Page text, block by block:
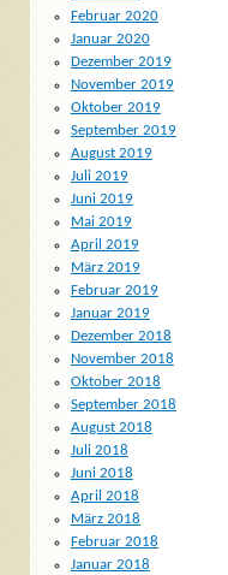
Februar 2020
Januar 2020
Dezember 2019
November 2019
Oktober 2019
September 2019
August 2019
Juli 2019
Juni 2019
Mai 2019
April 2019
März 2019
Februar 2019
Januar 2019
Dezember 2018
November 2018
Oktober 2018
September 2018
August 2018
Juli 2018
Juni 2018
April 2018
März 2018
Februar 2018
Januar 2018